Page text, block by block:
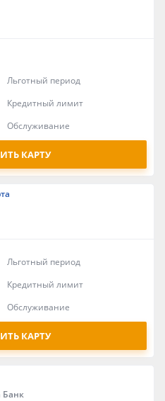
льготный период
кредитный лимит
обслуживание
КАРТУ
льготный период
кредитный лимит
обслуживание
КАРТУ
Банк